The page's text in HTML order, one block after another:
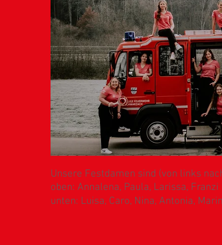
Unsere Festdamen sind (von links
oben: Annalena, Paula, Larissa, Franzi
unten: Luisa, Caro, Nina, Antonia,